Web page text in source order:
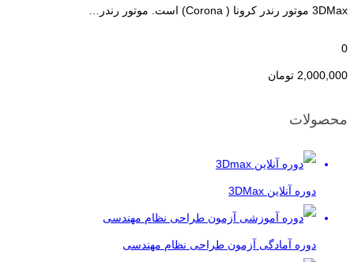
3DMax موتور رندر کرونا ( Corona) است. موتور رندر…
0
2,000,000 تومان
محصولات
دوره آنلاین 3DMax
دوره آمادگی آزمون طراحی نظام مهندسی